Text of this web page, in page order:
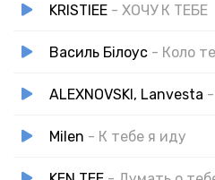
KRISTIEE - ХОЧУ К ТЕБЕ
Василь Білоус - Коло
ALEXNOVSKI, Lanvesta
Milen - К тебе я иду